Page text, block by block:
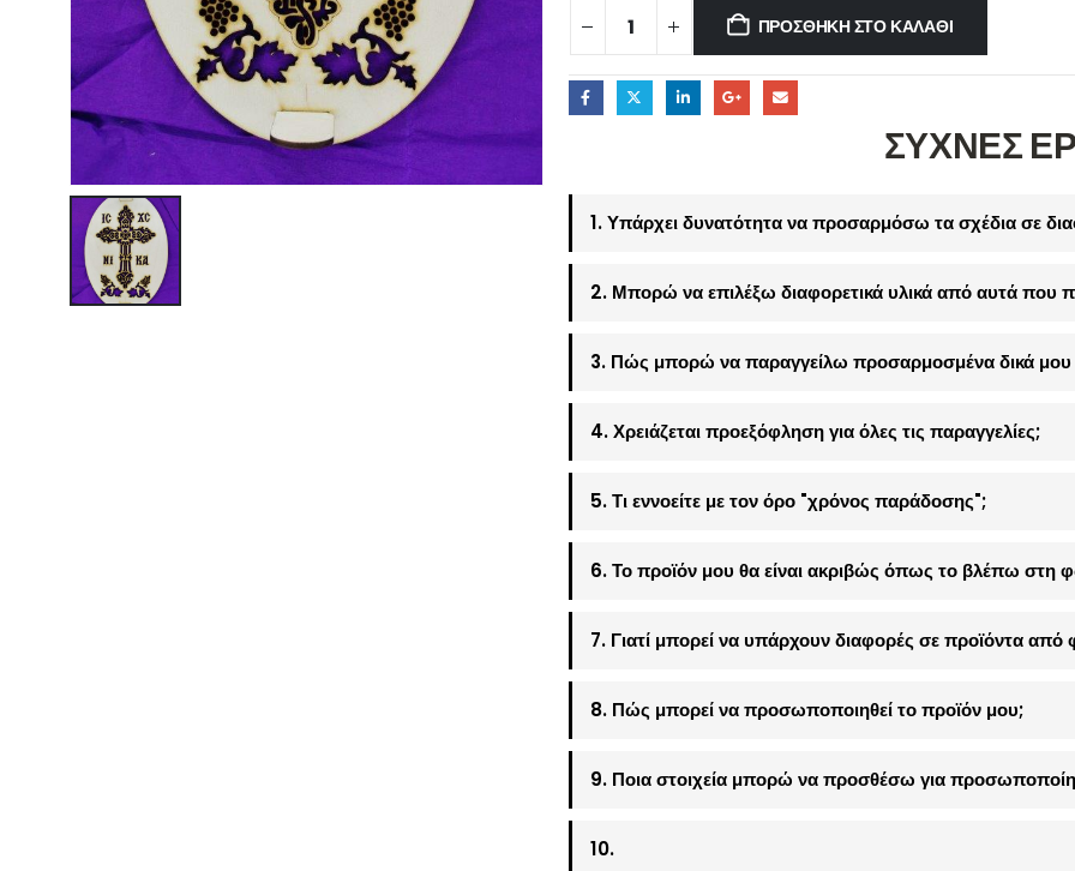
ΠΡΟΣΘΉΚΗ ΣΤΟ ΚΑΛΆΘΙ
ΣΥΧΝΕΣ
1. Υπάρχει δυνατότητα να προσαρμόσω τα σχέδια σε
2. Μπορώ να επιλέξω διαφορετικά υλικά από αυτά που
3. Πώς μπορώ να παραγγείλω προσαρμοσμένα δικά μου
4. Χρειάζεται προεξόφληση για όλες τις παραγγελίες;
5. Τι εννοείτε με τον όρο "χρόνος παράδοσης";
6. Το προϊόν μου θα είναι ακριβώς όπως το βλέπω στη
7. Γιατί μπορεί να υπάρχουν διαφορές σε προϊόντα από
8. Πώς μπορεί να προσωποποιηθεί το προϊόν μου;
9. Ποια στοιχεία μπορώ να προσθέσω για
10.